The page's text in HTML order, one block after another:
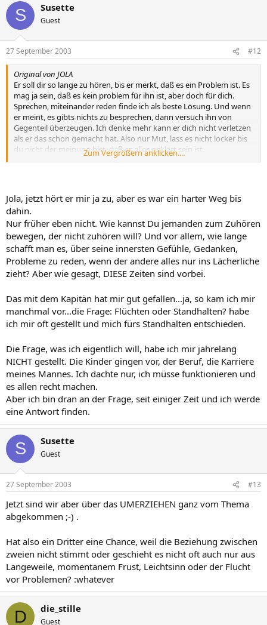
S Susette
Guest
27 September 2003 #12
Original von JOLA
Er soll dir so lange zu hören, bis er merkt, daß es ein Problem ist. Es
mag ja sein, daß es kein problem für ihn ist, aber doch für dich.
Sprechen, miteinander reden finde ich als beste Lösung. Und wenn
er meint, es gibts nichts zu besprechen, dann versuch ihn von
Gegenteil überzeugen. Ich denke mehr kann er dich nicht verletzen
als er das schon gemacht hat. Also nur Mut, lass es nicht locker bis
du nicht der meinung bist, daß es alles geklärt sein ist.
jetzt wahrscheinlich bewußt. Aber ich würde auf jeden Fall
probieren, erst dann kannst du dir selber sagen: Ich habe alles
mögliche ausprobiert. Allerdings gibt es Menschen die damit
(fremdgehen von dem Partner) nicht fertig sein können und wollen.
Stell dir die Frage: WAS WILLST DU EIGENTLICH? und dann mach
dich an die Arbeit.
Jola
Zum Vergrößern anklicken....
Jola, jetzt hört er mir ja zu, aber es war ein harter Weg bis
dahin.
Nur früher eben nicht. Wie kannst Du jemanden zum Zuhören
bewegen, der nicht zuhören will? Und vor allem, wie lange
schafft man es, über seine innersten Gefühle, Gedanken,
Probleme zu reden, wenn der andere alles nur ins Lächerliche
zieht? Aber wie gesagt, DIESE Zeiten sind vorbei.
Das mit dem Kapitän hat mir gut gefallen...ja, so kam ich mir
manchmal vor...die Frage: Flüchten oder Standhalten? habe
ich mir oft gestellt und mich fürs Standhalten entschieden.
Die Frage, was ich eigentlich will, habe ich mir jahrelang
NICHT gestellt. Die Kinder gingen vor, der Beruf, die Karriere
meines Mannes. Ich dachte nur, ich müsse funktionieren und
es allen recht machen.
Aber ich bin dran an der Frage, seit einiger Zeit und ich werde
eine Antwort finden.
S Susette
Guest
27 September 2003 #13
Jetzt sind wir aber über das UMERZIEHEN ganz vom Thema
abgekommen ;-) .
Hat also ein Dritter eine Chance, weil die Beziehung zwischen
zweien nicht stimmt oder geschieht es nicht oft auch nur aus
Langeweile, momentanem Frust, Leichtsinn oder der Flucht
vor Problemen? :whatever
D die_stille
Guest